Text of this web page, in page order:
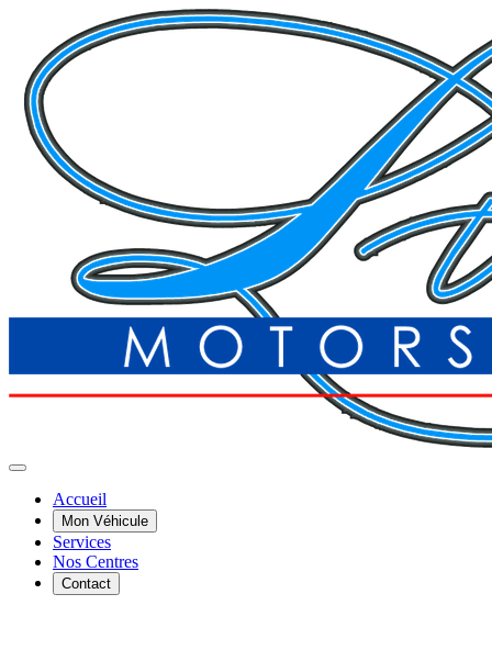
Accueil
Mon Véhicule
Services
Nos Centres
Contact